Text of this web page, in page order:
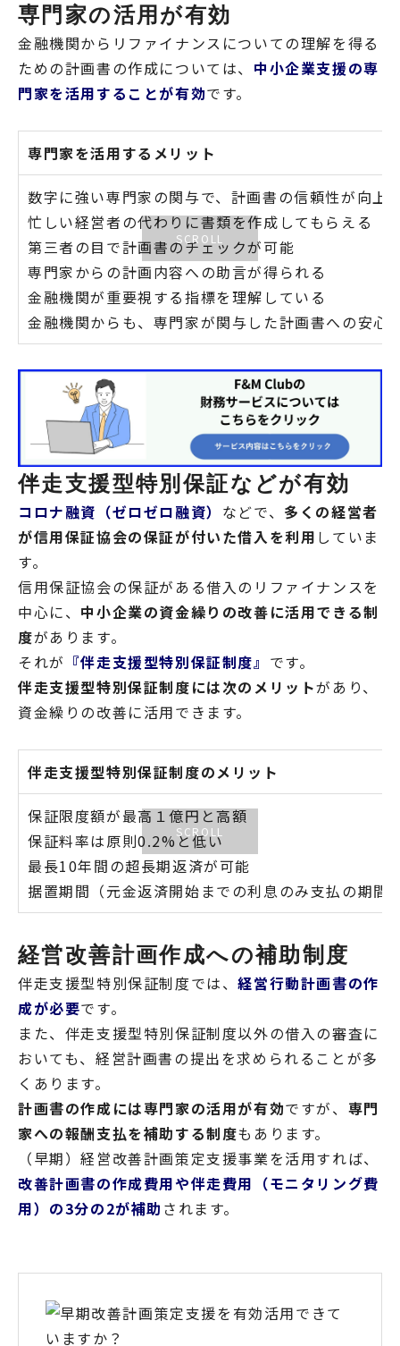
専門家の活用が有効
金融機関からリファイナンスについての理解を得る
ための計画書の作成については、 中小企業支援の専
門家を活用することが有効です。
専門家を活用するメリット
数字に強い専門家の関与で、計画書の信頼性が向上
忙しい経営者の代わりに書類を作成してもらえる
第三者の目で計画書のチェックが可能
専門家からの計画内容への助言が得られる
金融機関が重要視する指標を理解している
金融機関からも、専門家が関与した計画書への安心
伴走支援型特別保証などが有効
コロナ融資（ゼロゼロ融資） などで、 多くの経営者
が信用保証協会の保証が付いた借入を利用 していま
す。
信用保証協会の保証がある借入のリファイナンスを
中心に、 中小企業の資金繰りの改善に活用できる制
度があります。
それが 『伴走支援型特別保証制度』 です。
伴走支援型特別保証制度には次のメリットがあり、
資金繰りの改善に活用できます。
伴走支援型特別保証制度のメリット
保証限度額が最高１億円と高額
保証料率は原則0.2%と低い
最長10年間の超長期返済が可能
据置期間（元金返済開始までの利息のみ支払の期間
経営改善計画作成への補助制度
伴走支援型特別保証制度では、経営行動計画書の作
成が必要です。
また、伴走支援型特別保証制度以外の借入の審査に
おいても、経営計画書の提出を求められることが多
くあります。
計画書の作成には専門家の活用が有効ですが、 専門
家への報酬支払を補助する制度もあります。
（早期）経営改善計画策定支援事業を活用すれば、
改善計画書の作成費用や伴走費用（モニタリング費
用）の3分の2が補助 されます。